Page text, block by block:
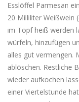
Esslöffel Parmesan
20 Milliliter Weißwein (optional) ‏ ‎ So geht’s:
im Topf heiß werden
würfeln, hinzufügen
alles gut vermengen.
ablöschen. Restliche
wieder aufkochen
einer Viertelstunde